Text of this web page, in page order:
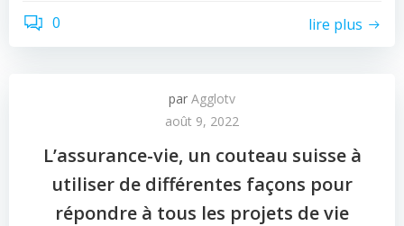
0 lire plus
par Agglotv
août 9, 2022
L’assurance-vie, un couteau suisse à
utiliser de différentes façons pour
répondre à tous les projets de vie